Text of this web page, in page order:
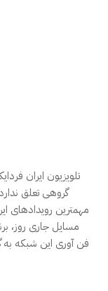
تلویزیون ایران
گروهی تعلق
مسایل جاری روز،
فن آوری این شبکه به